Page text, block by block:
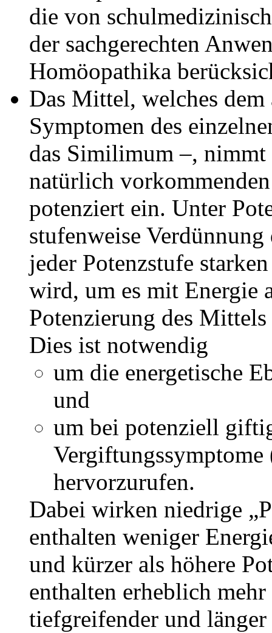
die von
der sachgerechten
Homöopathika
Das Mittel, welches
Symptomen des
das Similimum –, nimmt
natürlich
potenziert ein. Unter
stufenweise
jeder Potenzstufe
wird, um es mit Energie
Potenzierung des
Dies ist notwendig
um die energetische
und
um bei potenziell
hervorzurufen.
Dabei wirken niedrige
enthalten weniger
und kürzer als höhere
enthalten erheblich
tiefgreifender und